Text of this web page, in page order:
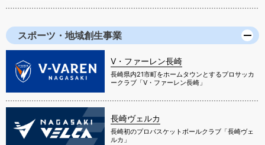
スポーツ・地域創生事業
V・ファーレン長崎
長崎県内21市町をホームタウンとするプロサッカ
ークラブ「V・ファーレン長崎」
長崎ヴェルカ
長崎初のプロバスケットボールクラブ「長崎ヴェ
ルカ」